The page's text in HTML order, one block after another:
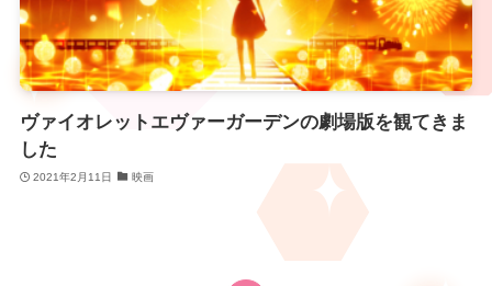
ヴァイオレットエヴァーガーデンの劇場版を観てきま
した
2021年2月11日 映画